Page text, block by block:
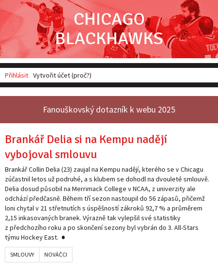
CHICAGO
BLACKHAWKS
Přihlásit Vytvořit účet (proč?)
Fanouškovský dotazník k webu 2025
Brankář Delia si na Kempu nadějí
vybojoval smlouvu
Brankář Collin Delia (23) zaujal na Kempu nadějí, kterého se v Chicagu
zúčastnil letos už podruhé, a s klubem se dohodl na dvouleté smlouvě.
Delia dosud působil na Merrimack College v NCAA, z univerzity ale
odchází předčasně. Během tří sezon nastoupil do 56 zápasů, přičemž
loni chytal v 21 střetnutích s úspěšností zákroků 92,7 % a průměrem
2,15 inkasovaných branek. Výrazně tak vylepšil své statistiky
z předchozího roku a po skončení sezony byl vybrán do 3. All-Stars
týmu Hockey East.
SMLOUVY NOVÁČCI